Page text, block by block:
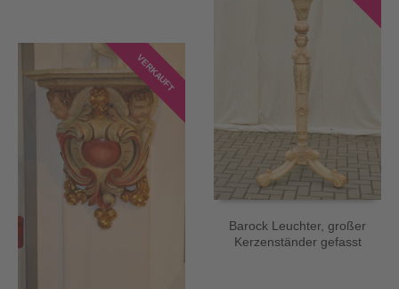
Barock Leuchter, großer
Kerzenständer gefasst
VERKAUFT